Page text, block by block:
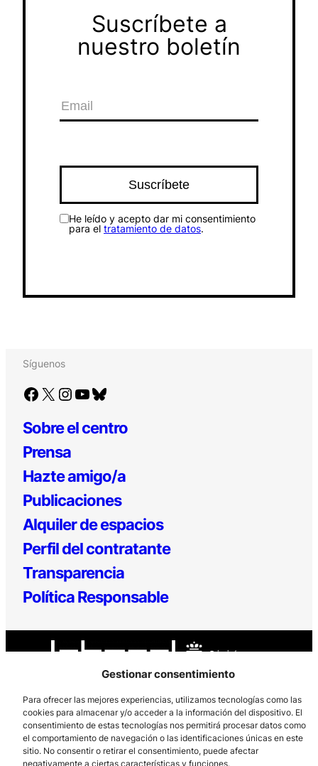
Gestionar consentimiento
Para ofrecer las mejores experiencias, utilizamos tecnologías como las
cookies para almacenar y/o acceder a la información del dispositivo. El
consentimiento de estas tecnologías nos permitirá procesar datos como
el comportamiento de navegación o las identificaciones únicas en este
sitio. No consentir o retirar el consentimiento, puede afectar
negativamente a ciertas características y funciones.
Suscríbete a
nuestro boletín
He leído y acepto dar mi consentimiento
para el tratamiento de datos.
Síguenos
Facebook X Instagram YouTube Bluesky
Sobre el centro
Prensa
Hazte amigo/a
Publicaciones
Alquiler de espacios
Perfil del contratante
Transparencia
Política Responsable
Los Prados, 121 – 33203 Gijón
985 185 577 – info@laboralcentrodearte.org